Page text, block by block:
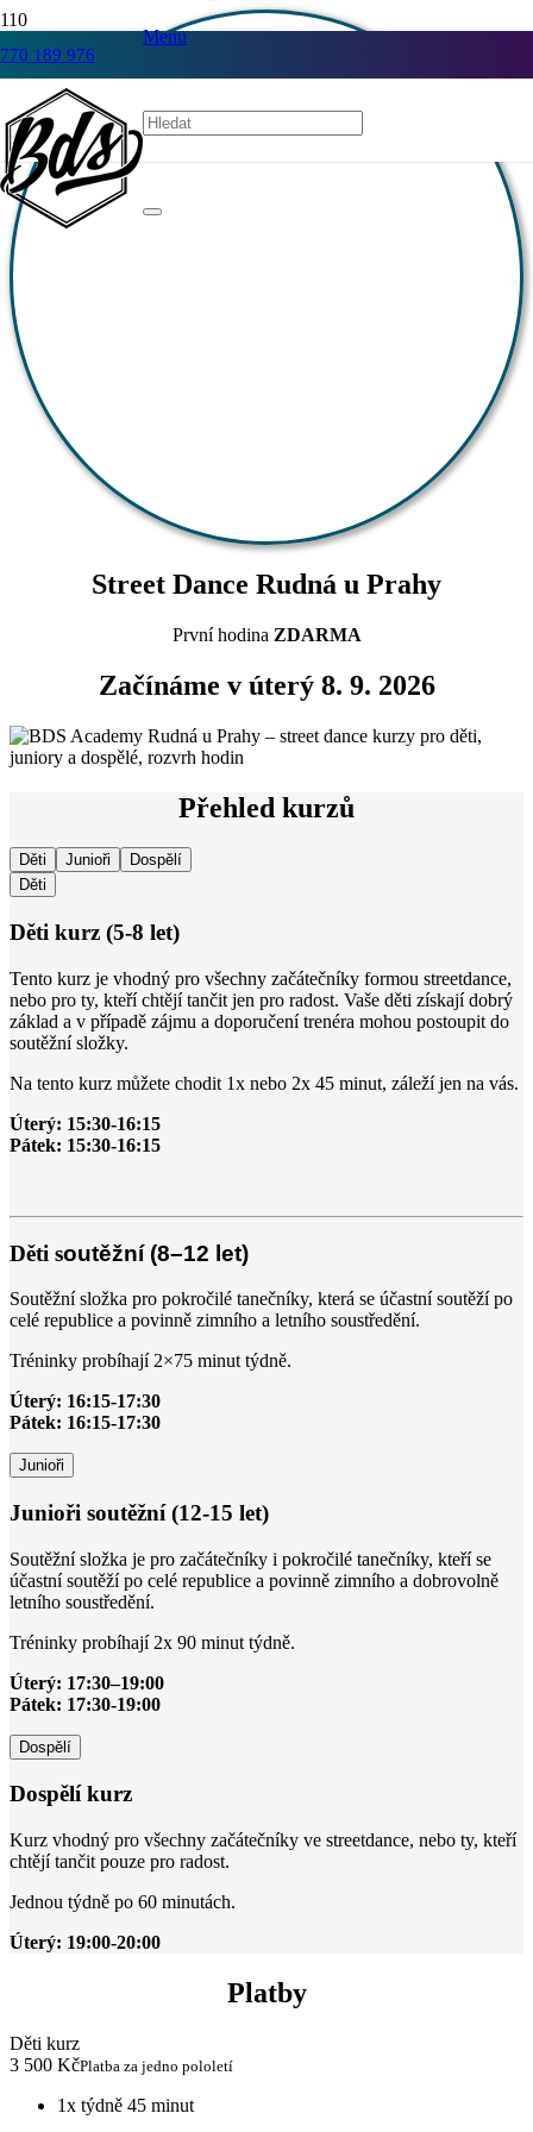
770 189 976
Menu
Street Dance Rudná u Prahy
První hodina ZDARMA
Začínáme v úterý 8. 9. 2026
Přehled kurzů
Děti Junioři
Dospělí
Děti
Děti kurz (5-8 let)
Tento kurz je vhodný pro všechny začátečníky formou streetdance,
nebo pro ty, kteří chtějí tančit jen pro radost. Vaše děti získají dobrý
základ a v případě zájmu a doporučení trenéra mohou postoupit do
soutěžní složky.
Na tento kurz můžete chodit 1x nebo 2x 45 minut, záleží jen na vás.
Úterý: 15:30-16:15
Pátek: 15:30-16:15
Děti soutěžní (8–12 let)
Soutěžní složka pro pokročilé tanečníky, která se účastní soutěží po
celé republice a povinně zimního a letního soustředění.
Tréninky probíhají 2×75 minut týdně.
Úterý: 16:15-17:30
Pátek: 16:15-17:30
Junioři
Junioři soutěžní (12-15 let)
Soutěžní složka je pro začátečníky i pokročilé tanečníky, kteří se
účastní soutěží po celé republice a povinně zimního a dobrovolně
letního soustředění.
Tréninky probíhají 2x 90 minut týdně.
Úterý: 17:30–19:00
Pátek: 17:30-19:00
Dospělí
Dospělí kurz
Kurz vhodný pro všechny začátečníky ve streetdance, nebo ty, kteří
chtějí tančit pouze pro radost.
Jednou týdně po 60 minutách.
Úterý: 19:00-20:00
Platby
Děti kurz
3 500 KčPlatba za jedno pololetí
1x týdně 45 minut